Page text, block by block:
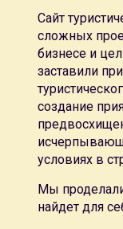
Сайт
сложных
бизнесе и
заставили
создание
условиях в
Мы
найдет для